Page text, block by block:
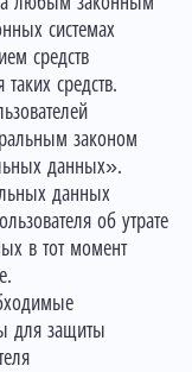
системах
средств
средств.
законом
данных».
данных
об утрате
в тот момент
для защиты